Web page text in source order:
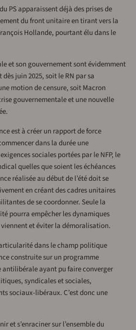
PS apparaissent déjà des prises de
du front unitaire en tirant vers la
Hollande, pourtant élu dans le
et son gouvernement sont évidemment
juin 2025, soit le RN par sa
motion de censure, soit Macron
gouvernementale et une nouvelle
est à créer un rapport de force
dans la durée une
sociales portées par le NFP, le
quelles que soient les échéances
réalisée au début de l’été doit se
en créant des cadres unitaires
de se coordonner. Seule la
pourra empêcher les dynamiques
viennent et éviter la démoralisation.
dans le champ politique
construite sur un programme
ayant pu faire converger
syndicales et sociales,
sociaux-libéraux. C’est donc une
et s’enraciner sur l’ensemble du